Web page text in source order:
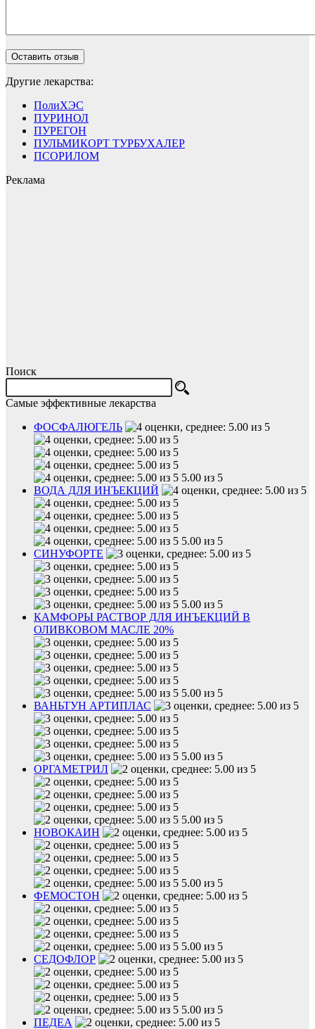
Другие лекарства:
ПолиХЭС
ПУРИНОЛ
ПУРЕГОН
ПУЛЬМИКОРТ ТУРБУХАЛЕР
ПСОРИЛОМ
Реклама
Поиск
Самые эффективные лекарства
ФОСФАЛЮГЕЛЬ
5.00 из 5
ВОДА ДЛЯ ИНЪЕКЦИЙ
5.00 из 5
СИНУФОРТЕ
5.00 из 5
КАМФОРЫ РАСТВОР ДЛЯ ИНЪЕКЦИЙ В
ОЛИВКОВОМ МАСЛЕ 20%
5.00 из 5
ВАНЬТУН АРТИПЛАС
5.00 из 5
ОРГАМЕТРИЛ
5.00 из 5
НОВОКАИН
5.00 из 5
ФЕМОСТОН
5.00 из 5
СЕДОФЛОР
5.00 из 5
ПЕДЕА